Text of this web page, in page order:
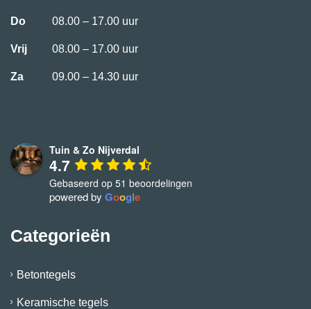
Do 08.00 – 17.00 uur
Vrij 08.00 – 17.00 uur
Za 09.00 – 14.30 uur
Tuin & Zo Nijverdal
4.7
Gebaseerd op 51 beoordelingen
powered by Google
Categorieën
Betontegels
Keramische tegels